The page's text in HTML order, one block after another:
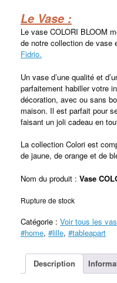
Le Vase :
Le vase COLORI BLOOM
de notre collection de vase
Fidrio.
Un vase d’une qualité et
parfaitement habiller votre
décoration, avec ou sans
maison. Il est parfait pour
faisant un joli cadeau en
La collection Colori est
de jaune, de orange et de
Nom du produit : Vase
Rupture de stock
Catégorie : Voir tous les
#home, #lille, #tableapart
Description